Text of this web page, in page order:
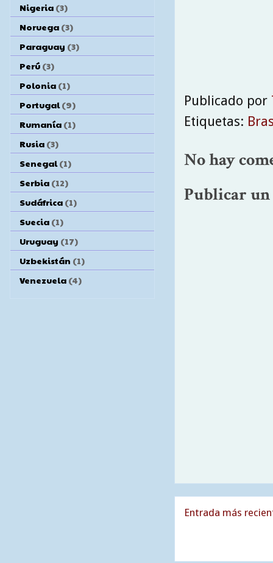
Publicado por
Etiquetas:
No hay
Publicar
Entrada más
Nigeria (3)
Noruega (3)
Paraguay (3)
Perú (3)
Polonia (1)
Portugal (9)
Rumanía (1)
Rusia (3)
Senegal (1)
Serbia (12)
Sudáfrica (1)
Suecia (1)
Uruguay (17)
Uzbekistán (1)
Venezuela (4)